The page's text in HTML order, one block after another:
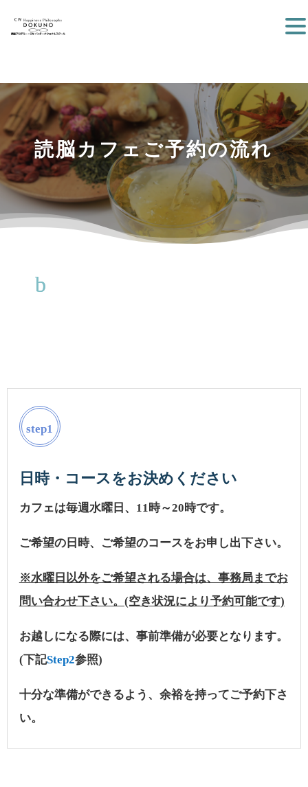
読脳カフェご予約の流れ
step1
日時・コースをお決めください
カフェは毎週水曜日、11時～20時です。
ご希望の日時、ご希望のコースをお申し出下さい。
※水曜日以外をご希望される場合は、事務局までお
問い合わせ下さい。(空き状況により予約可能です)
お越しになる際には、事前準備が必要となります。
(下記Step2参照)
十分な準備ができるよう、余裕を持ってご予約下さ
い。